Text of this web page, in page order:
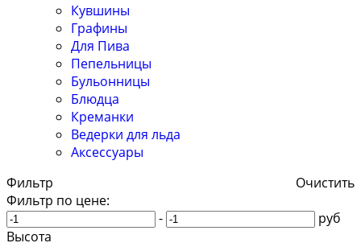
Кувшины
Графины
Для Пива
Пепельницы
Бульонницы
Блюдца
Креманки
Ведерки для льда
Аксессуары
Фильтр
Очистить
Фильтр по цене:
-
руб
Высота